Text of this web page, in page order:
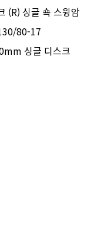
(R) 싱글 쇽 스윙암
80-17
싱글 디스크